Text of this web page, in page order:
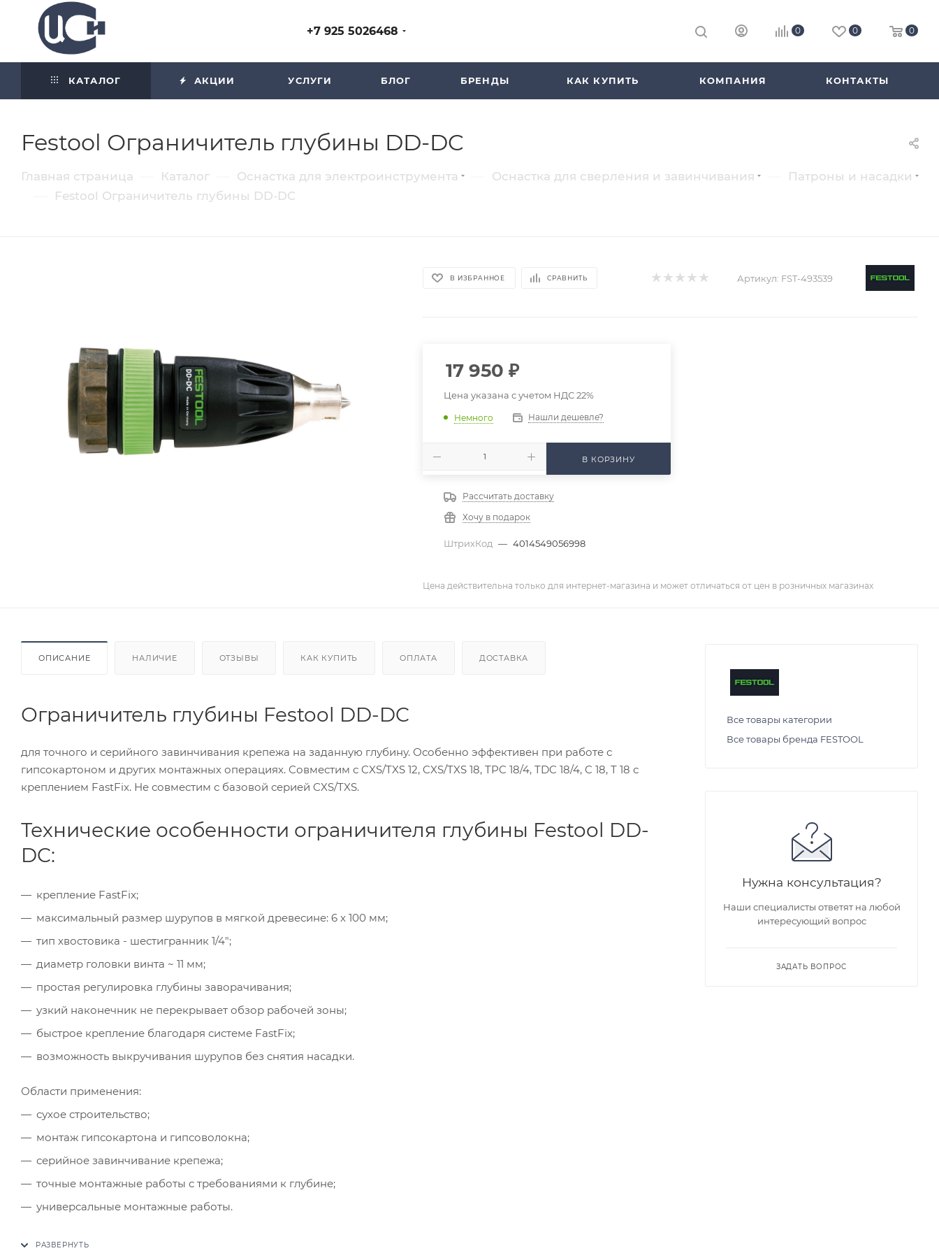
+7 925 5026468 0 0 0
КАТАЛОГ АКЦИИ УСЛУГИ БЛОГ БРЕНДЫ КАК КУПИТЬ КОМПАНИЯ КОНТАКТЫ
Festool Ограничитель глубины DD-DC
Главная страница Каталог Оснастка для электроинструмента Оснастка для сверления и завинчивания Патроны и насадки
Festool Ограничитель глубины DD-DC
В ИЗБРАННОЕ СРАВНИТЬ Артикул: FST-493539
17 950 ₽
Цена указана с учетом НДС 22%
Немного Нашли дешевле?
В КОРЗИНУ
Рассчитать доставку
Хочу в подарок
ШтрихКод — 4014549056998
Цена действительна только для интернет-магазина и может отличаться от цен в розничных магазинах
ОПИСАНИЕ НАЛИЧИЕ ОТЗЫВЫ КАК КУПИТЬ ОПЛАТА ДОСТАВКА
Ограничитель глубины Festool DD-DC
для точного и серийного завинчивания крепежа на заданную глубину. Особенно эффективен при работе с
гипсокартоном и других монтажных операциях. Совместим с CXS/TXS 12, CXS/TXS 18, TPC 18/4, TDC 18/4, C 18, T 18 с
креплением FastFix. Не совместим с базовой серией CXS/TXS.
Технические особенности ограничителя глубины Festool DD-
DC:
крепление FastFix;
максимальный размер шурупов в мягкой древесине: 6 x 100 мм;
тип хвостовика - шестигранник 1/4";
диаметр головки винта ~ 11 мм;
простая регулировка глубины заворачивания;
узкий наконечник не перекрывает обзор рабочей зоны;
быстрое крепление благодаря системе FastFix;
возможность выкручивания шурупов без снятия насадки.
Области применения:
сухое строительство;
монтаж гипсокартона и гипсоволокна;
серийное завинчивание крепежа;
точные монтажные работы с требованиями к глубине;
универсальные монтажные работы.
Все товары категории
Все товары бренда FESTOOL
Нужна консультация?
Наши специалисты ответят на любой
интересующий вопрос
ЗАДАТЬ ВОПРОС